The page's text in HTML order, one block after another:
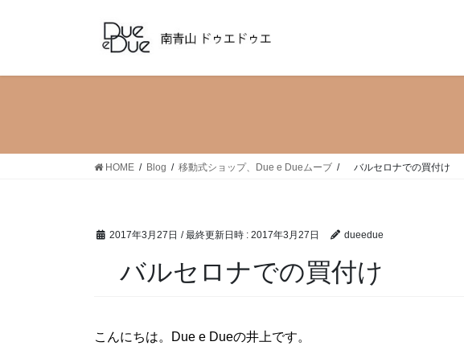
HOME Blog 移動式ショップ、Due e Dueムーブ バルセロナでの買付け
2017年3月27日 / 最終更新日時 : 2017年3月27日 dueedue
バルセロナでの買付け
こんにちは。Due e Dueの井上です。